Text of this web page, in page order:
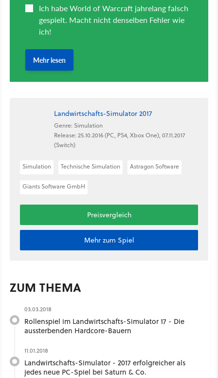
Landwirtschafts-Simulator 2017
Genre: Simulation
Release: 25.10.2016 (PC, PS4, Xbox One), 07.11.2017
(Switch)
Simulation Technische Simulation Astragon Software
Giants Software GmbH
Preisvergleich
Mehr zum Spiel
ZUM THEMA
03.03.2018
Rollenspiel im Landwirtschafts-Simulator 17 - Die
aussterbenden Hardcore-Bauern
11.01.2018
Landwirtschafts-Simulator - 2017 erfolgreicher als
jedes neue PC-Spiel bei Saturn & Co.